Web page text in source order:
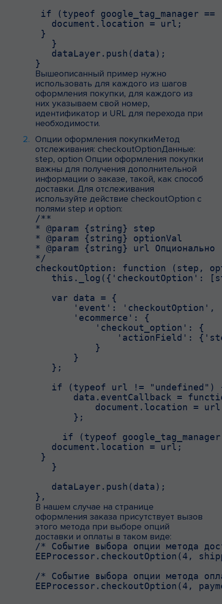
if (typeof google_tag_manager
   document.location = url;
}
   }
   dataLayer.push(data);
}
Вышеописанный пример нужно
использовать для каждого из шагов
оформления покупки, для каждого из
них указываем свой номер,
идентификатор и URL для перехода при
необходимости.
Опции оформления покупкиМетод
отслеживания: checkoutOptionДанные:
step, option Опции оформления покупки
важны для получения дополнительной
информации о заказе, такой, как способ
доставки. Для отслеживания
используйте действие checkoutOption с
полями step и option:
/**
* @param {string} step
* @param {string} optionVal
* @param {string} url Опционально
*/
checkoutOption: function (step,
this._log({'checkoutOption':
   var data = {
       'event': 'checkoutOption',
       'ecommerce': {
           'checkout_option': {
'actionField':
           }
       }
   };
if (typeof url != "undefined")
data.eventCallback =
document.location =
       };
if (typeof
   document.location = url;
}
   }
   dataLayer.push(data);
},
В нашем случае на странице
оформления заказа присутствует вызов
этого метода при выборе опций
доставки и оплаты в таком виде:
/* Событие выбора опции метода
EEProcessor.checkoutOption(4,
/* Событие выбора опции метода
EEProcessor.checkoutOption(4,